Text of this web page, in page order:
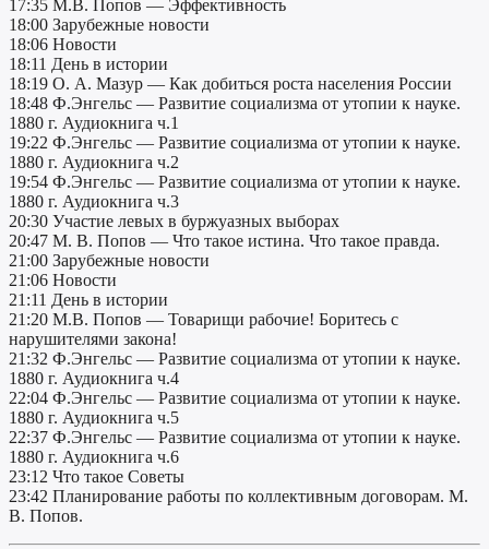
17:35 М.В. Попов — Эффективность
18:00 Зарубежные новости
18:06 Новости
18:11 День в истории
18:19 О. А. Мазур — Как добиться роста населения России
18:48 Ф.Энгельс — Развитие социализма от утопии к науке.
1880 г. Аудиокнига ч.1
19:22 Ф.Энгельс — Развитие социализма от утопии к науке.
1880 г. Аудиокнига ч.2
19:54 Ф.Энгельс — Развитие социализма от утопии к науке.
1880 г. Аудиокнига ч.3
20:30 Участие левых в буржуазных выборах
20:47 М. В. Попов — Что такое истина. Что такое правда.
21:00 Зарубежные новости
21:06 Новости
21:11 День в истории
21:20 М.В. Попов — Товарищи рабочие! Боритесь с
нарушителями закона!
21:32 Ф.Энгельс — Развитие социализма от утопии к науке.
1880 г. Аудиокнига ч.4
22:04 Ф.Энгельс — Развитие социализма от утопии к науке.
1880 г. Аудиокнига ч.5
22:37 Ф.Энгельс — Развитие социализма от утопии к науке.
1880 г. Аудиокнига ч.6
23:12 Что такое Советы
23:42 Планирование работы по коллективным договорам. М.
В. Попов.